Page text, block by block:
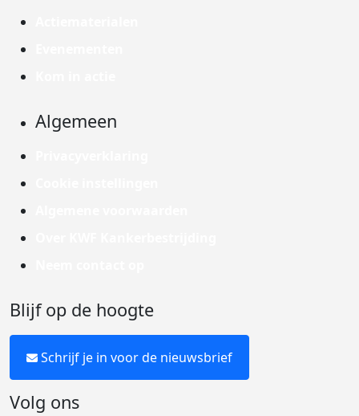
Algemeen
Blijf op de hoogte
Schrijf je in voor de nieuwsbrief
Volg ons